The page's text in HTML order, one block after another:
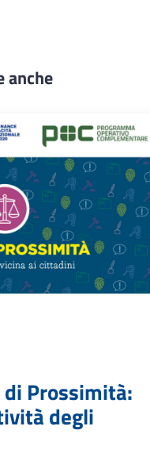
anche
Prossimità:
degli